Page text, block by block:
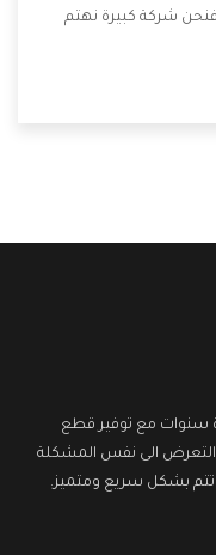
شركة كبيرة نهتم
التى تكون من أهم
سنوات مع توفير قطع
التعرض الى نفس المشكلة
تتم بشكل سريع ومتميز.